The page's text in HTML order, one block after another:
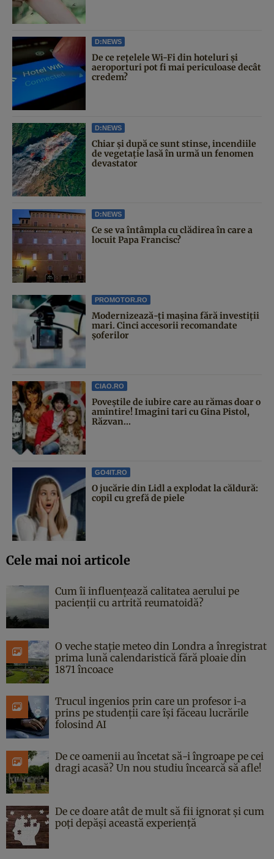
D:NEWS
De ce rețelele Wi-Fi din hoteluri și
aeroporturi pot fi mai periculoase decât
credem?
D:NEWS
Chiar și după ce sunt stinse, incendiile
de vegetație lasă în urmă un fenomen
devastator
D:NEWS
Ce se va întâmpla cu clădirea în care a
locuit Papa Francisc?
PROMOTOR.RO
Modernizează-ți mașina fără investiții
mari. Cinci accesorii recomandate
șoferilor
CIAO.RO
Poveştile de iubire care au rămas doar o
amintire! Imagini tari cu Gina Pistol,
Răzvan...
GO4IT.RO
O jucărie din Lidl a explodat la căldură:
copil cu grefă de piele
Cele mai noi articole
Cum îi influențează calitatea aerului pe
pacienții cu artrită reumatoidă?
O veche stație meteo din Londra a înregistrat
prima lună calendaristică fără ploaie din
1871 încoace
Trucul ingenios prin care un profesor i-a
prins pe studenții care își făceau lucrările
folosind AI
De ce oamenii au încetat să-i îngroape pe cei
dragi acasă? Un nou studiu încearcă să afle!
De ce doare atât de mult să fii ignorat și cum
poți depăși această experiență